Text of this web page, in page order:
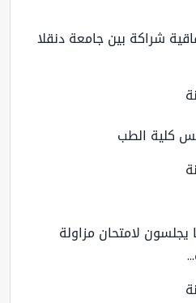
بين جامعة دنقلا
الطب
لامتحان مزاولة